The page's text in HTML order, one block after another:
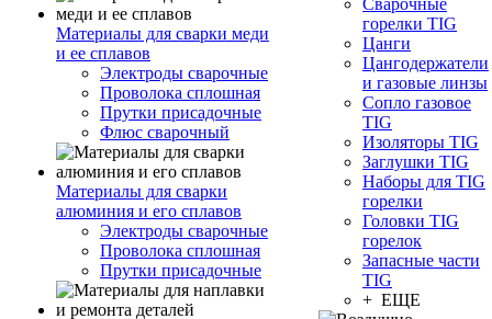
Материалы для сварки меди
и ее сплавов
Электроды сварочные
Проволока сплошная
Прутки присадочные
Флюс сварочный
Материалы для сварки
алюминия и его сплавов
Электроды сварочные
Проволока сплошная
Прутки присадочные
Сварочные
горелки TIG
Цанги
Цангодержатели
и газовые линзы
Сопло газовое
TIG
Изоляторы TIG
Заглушки TIG
Наборы для TIG
горелки
Головки TIG
горелок
Запасные части
TIG
+ ЕЩЕ